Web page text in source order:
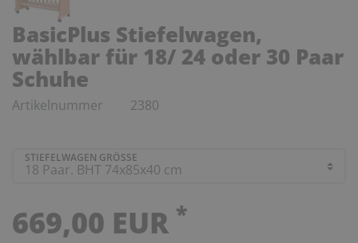
BasicPlus Stiefelwagen,
wählbar für 18/ 24 oder 30 Paar
Schuhe
Artikelnummer 2380
STIEFELWAGEN GRÖSSE
669,00 EUR *